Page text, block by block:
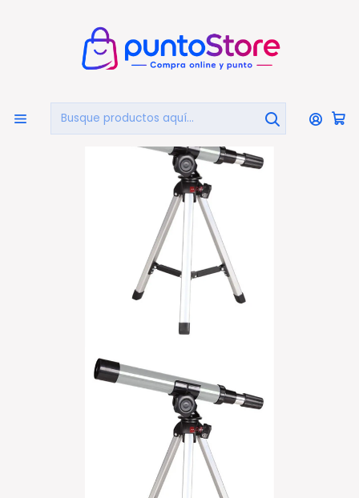
AUDIO Y VIDEO Fotografía Y Video Profesional
Telescopios Y Monoculares
Telescopio 30×300mm Portable Con Trípode Y Maleta -